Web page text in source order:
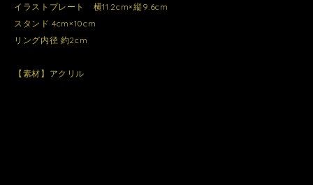
イラストプレート 横11.2cm×縦9.6cm
スタンド 4cm×10cm
リング内径 約2cm
【素材】アクリル